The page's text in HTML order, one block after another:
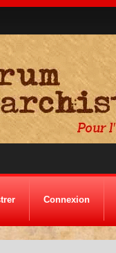
Connexion